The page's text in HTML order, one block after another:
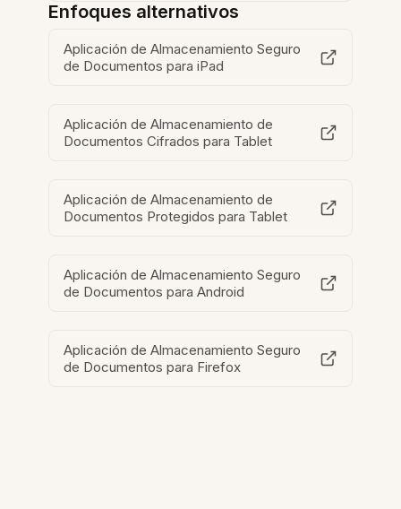
Enfoques alternativos
Aplicación de Almacenamiento Seguro
de Documentos para iPad
Aplicación de Almacenamiento de
Documentos Cifrados para Tablet
Aplicación de Almacenamiento de
Documentos Protegidos para Tablet
Aplicación de Almacenamiento Seguro
de Documentos para Android
Aplicación de Almacenamiento Seguro
de Documentos para Firefox